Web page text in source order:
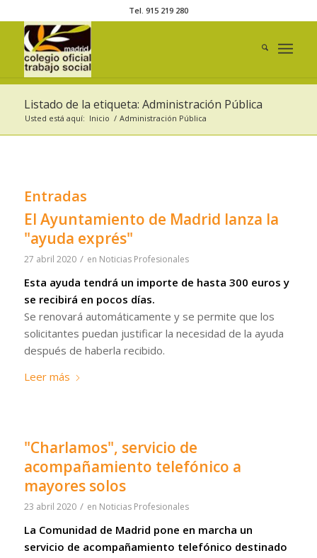
Tel. 915 219 280
Listado de la etiqueta: Administración Pública
Usted está aquí: Inicio / Administración Pública
Entradas
El Ayuntamiento de Madrid lanza la
"ayuda exprés"
27 abril 2020 / en Noticias Profesionales
Esta ayuda tendrá un importe de hasta 300 euros y
se recibirá en pocos días.
Se renovará automáticamente y se permite que los
solicitantes puedan justificar la necesidad de la ayuda
después de haberla recibido.
Leer más
"Charlamos", servicio de
acompañamiento telefónico a
mayores solos
23 abril 2020 / en Noticias Profesionales
La Comunidad de Madrid pone en marcha un
servicio de acompañamiento telefónico destinado